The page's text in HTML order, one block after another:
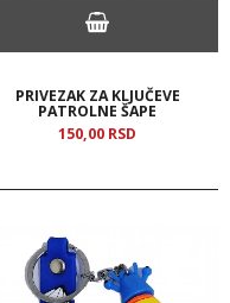
PRIVEZAK ZA KLJUČEVE
PATROLNE ŠAPE
150,00 RSD